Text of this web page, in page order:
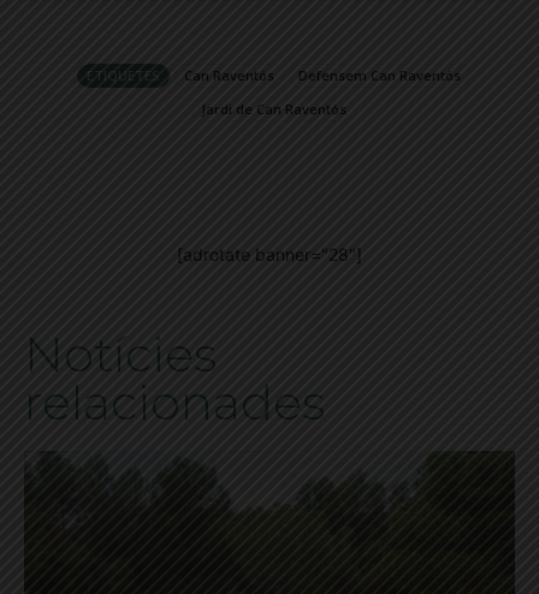
ETIQUETES Can Raventós
Defensem Can Raventós
Jardi de Can Raventós
[adrotate banner="28"]
Notícies
relacionades